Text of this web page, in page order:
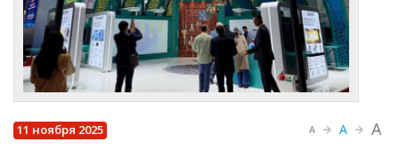
11 ноября 2025 A A A